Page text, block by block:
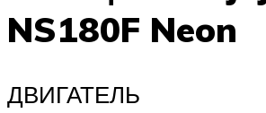
NS180F Neon
ДВИГАТЕЛЬ